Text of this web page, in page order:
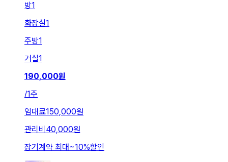
방1
화장실1
주방1
거실1
190,000원
/1주
임대료150,000원
관리비 40,000원
장기계약 최대 ~10%할인